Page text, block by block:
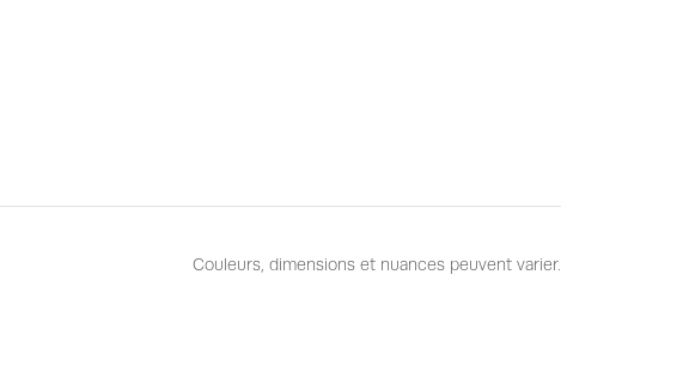
Couleurs, dimensions et nuances peuvent varier.